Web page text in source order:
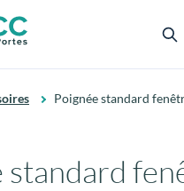
Poignée standard
standard